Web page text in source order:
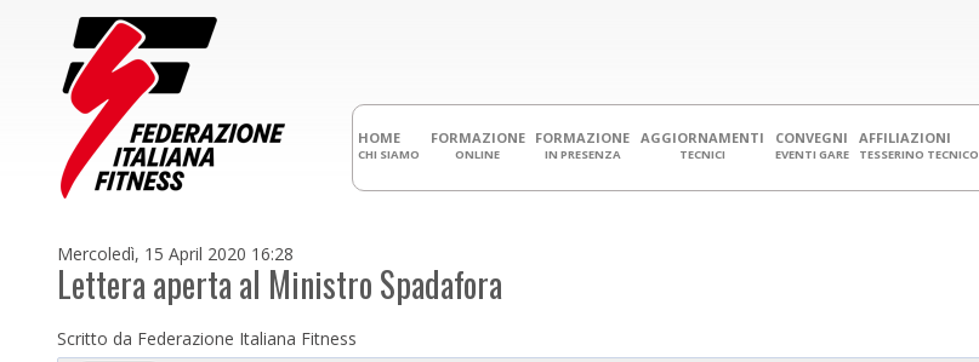
HOME
CHI SIAMO
FORMAZIONE
ONLINE
FORMAZIONE
IN PRESENZA
AGGIORNAMENTI
TECNICI
CONVEGNI
EVENTI GARE
AFFILIAZIONI
TESSERINO TECNICO
Mercoledì, 15 April 2020 16:28
Lettera aperta al Ministro Spadafora
Scritto da Federazione Italiana Fitness